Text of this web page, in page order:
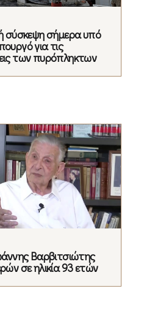
σύσκεψη σήμερα υπό
για τις
των πυρόπληκτων
Βαρβιτσιώτης
σε ηλικία 93 ετών